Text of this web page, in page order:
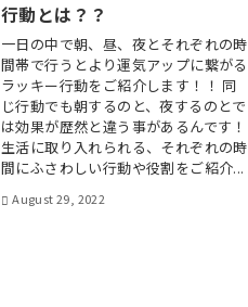
行動とは？？
一日の中で朝、昼、夜とそれぞれの時
間帯で行うとより運気アップに繋がる
ラッキー行動をご紹介します！！ 同
じ行動でも朝するのと、夜するのとで
は効果が歴然と違う事があるんです！
生活に取り入れられる、それぞれの時
間にふさわしい行動や役割をご紹介...
August 29, 2022